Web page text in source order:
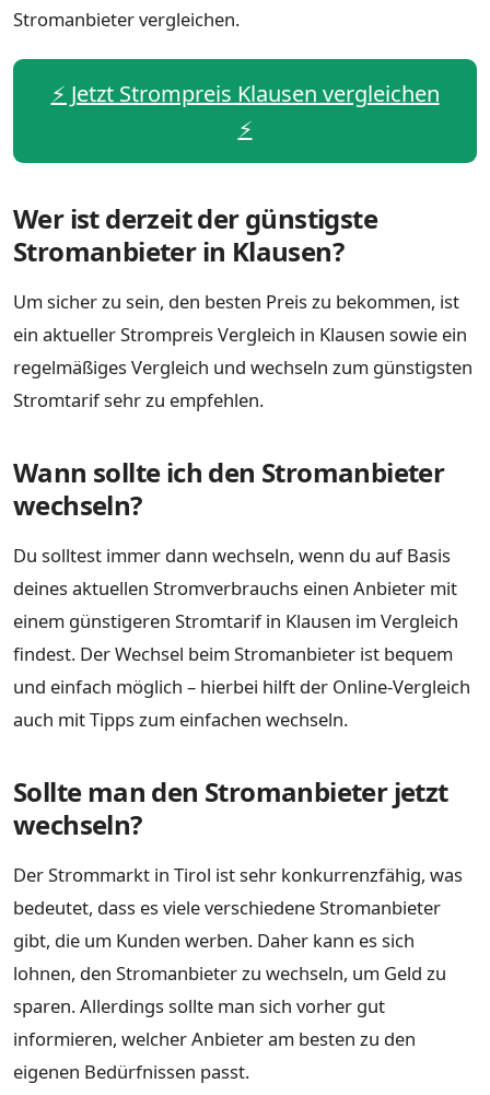
Stromanbieter vergleichen.
⚡️ Jetzt Strompreis Klausen vergleichen
⚡️
Wer ist derzeit der günstigste
Stromanbieter in Klausen?
Um sicher zu sein, den besten Preis zu bekommen, ist
ein aktueller Strompreis Vergleich in Klausen sowie ein
regelmäßiges Vergleich und wechseln zum günstigsten
Stromtarif sehr zu empfehlen.
Wann sollte ich den Stromanbieter
wechseln?
Du solltest immer dann wechseln, wenn du auf Basis
deines aktuellen Stromverbrauchs einen Anbieter mit
einem günstigeren Stromtarif in Klausen im Vergleich
findest. Der Wechsel beim Stromanbieter ist bequem
und einfach möglich – hierbei hilft der Online-Vergleich
auch mit Tipps zum einfachen wechseln.
Sollte man den Stromanbieter jetzt
wechseln?
Der Strommarkt in Tirol ist sehr konkurrenzfähig, was
bedeutet, dass es viele verschiedene Stromanbieter
gibt, die um Kunden werben. Daher kann es sich
lohnen, den Stromanbieter zu wechseln, um Geld zu
sparen. Allerdings sollte man sich vorher gut
informieren, welcher Anbieter am besten zu den
eigenen Bedürfnissen passt.